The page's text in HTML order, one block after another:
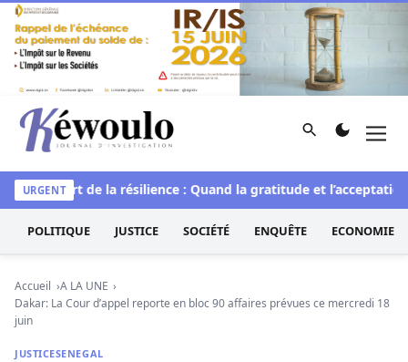
Aller au contenu
Kéwoulo, le premier site d'information et d'investigation
Rechercher
URGENT
L’art de la résilience : Quand la gratitude et l’acceptation
POLITIQUE JUSTICE SOCIÉTÉ ENQUÊTE ECONOMIE
Accueil
A LA UNE
Dakar: La Cour d’appel reporte en bloc 90 affaires prévues ce mercredi 18
juin
JUSTICESENEGAL